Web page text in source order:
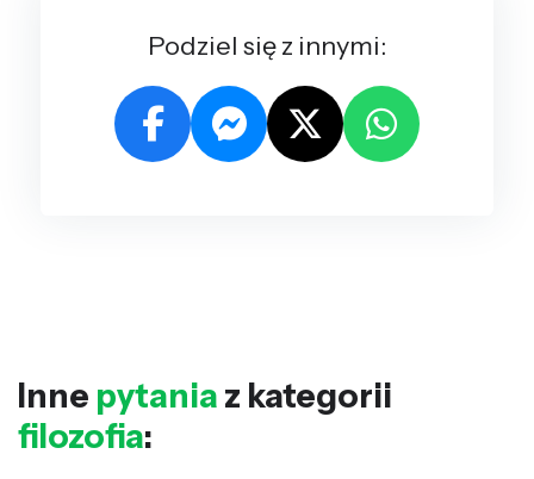
Podziel się z innymi:
Inne pytania z kategorii
filozofia: